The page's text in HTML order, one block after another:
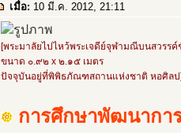
เมื่อ: 10 มี.ค. 2012, 21:11
[พระมาลัยไปไหว้พระเจดีย์จุฬามณีบนสวรร
ขนาด ๐.๙๒ x ๒.๑๕ เมตร
ปัจจุบันอยู่ที่พิพิธภัณฑสถานแห่งชาติ หอศิล
การศึกษาพัฒนากา